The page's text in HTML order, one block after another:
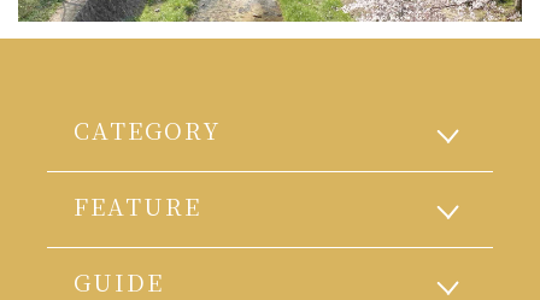
CATEGORY
FEATURE
GUIDE